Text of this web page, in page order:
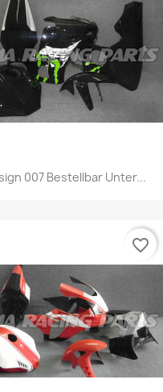
007 Bestellbar Unter...
favorite_border